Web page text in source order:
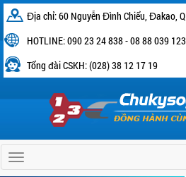
Địa chỉ: 60 Nguyễn Đình Chiểu, Đakao,
HOTLINE: 090 23 24 838 - 08 88 039 123
Tổng đài CSKH: (028) 38 12 17 19